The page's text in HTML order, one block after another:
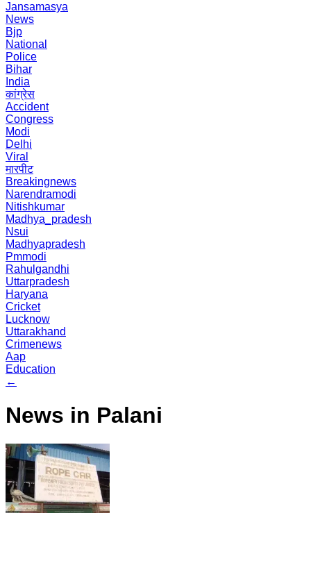
Jansamasya
News
Bjp
National
Police
Bihar
India
कांग्रेस
Accident
Congress
Modi
Delhi
Viral
मारपीट
Breakingnews
Narendramodi
Nitishkumar
Madhya_pradesh
Nsui
Madhyapradesh
Pmmodi
Rahulgandhi
Uttarpradesh
Haryana
Cricket
Lucknow
Uttarakhand
Crimenews
Aap
Education
←
News in Palani